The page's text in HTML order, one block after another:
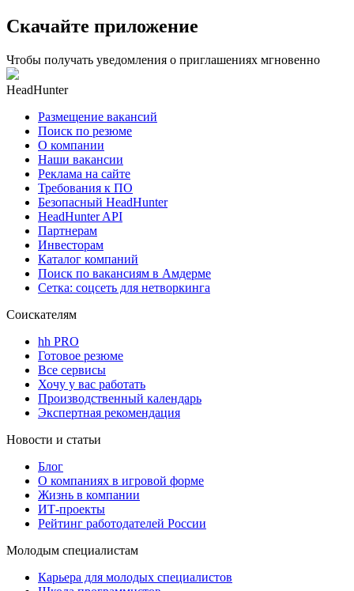
Скачайте приложение
Чтобы получать уведомления о приглашениях мгновенно
HeadHunter
Размещение вакансий
Поиск по резюме
О компании
Наши вакансии
Реклама на сайте
Требования к ПО
Безопасный HeadHunter
HeadHunter API
Партнерам
Инвесторам
Каталог компаний
Поиск по вакансиям в Амдерме
Сетка: соцсеть для нетворкинга
Соискателям
hh PRO
Готовое резюме
Все сервисы
Хочу у вас работать
Производственный календарь
Экспертная рекомендация
Новости и статьи
Блог
О компаниях в игровой форме
Жизнь в компании
ИТ-проекты
Рейтинг работодателей России
Молодым специалистам
Карьера для молодых специалистов